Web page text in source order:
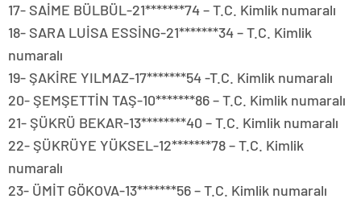
17- SAİME BÜLBÜL-21*******74 – T.C. Kimlik numaralı
18- SARA LUİSA ESSİNG-21*******34 – T.C. Kimlik
numaralı
19- ŞAKİRE YILMAZ-17*******54 -T.C. Kimlik numaralı
20- ŞEMŞETTİN TAŞ-10*******86 – T.C. Kimlik numaralı
21- ŞÜKRÜ BEKAR-13********40 – T.C. Kimlik numaralı
22- ŞÜKRÜYE YÜKSEL-12*******78 – T.C. Kimlik
numaralı
23- ÜMİT GÖKOVA-13*******56 – T.C. Kimlik numaralı